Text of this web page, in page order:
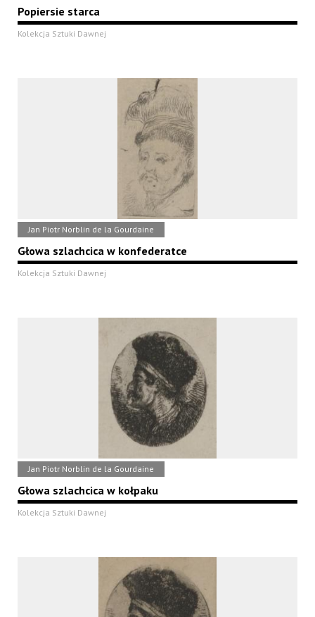
Popiersie starca
Kolekcja Sztuki Dawnej
Jan Piotr Norblin de la Gourdaine
Głowa szlachcica w konfederatce
Kolekcja Sztuki Dawnej
Jan Piotr Norblin de la Gourdaine
Głowa szlachcica w kołpaku
Kolekcja Sztuki Dawnej